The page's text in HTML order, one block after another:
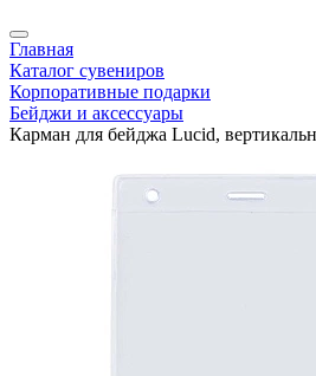
Главная
Каталог сувениров
Корпоративные подарки
Бейджи и аксессуары
Карман для бейджа Lucid,